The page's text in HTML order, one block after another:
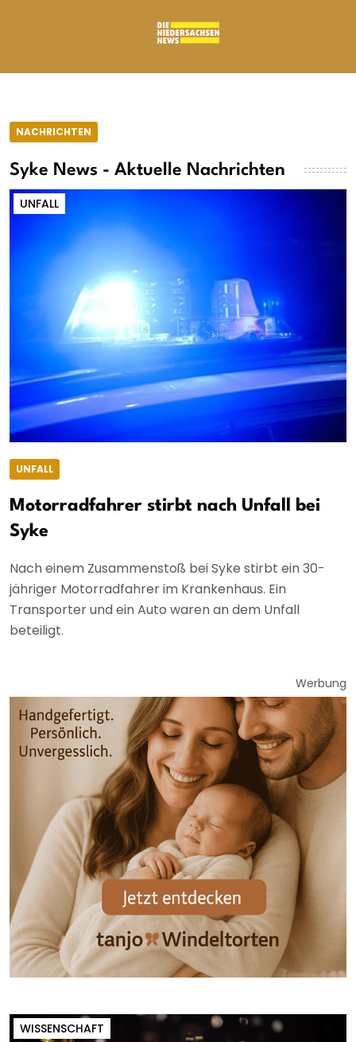
NACHRICHTEN
Syke News - Aktuelle Nachrichten
UNFALL
UNFALL
Motorradfahrer stirbt nach Unfall bei
Syke
Nach einem Zusammenstoß bei Syke stirbt ein 30-
jähriger Motorradfahrer im Krankenhaus. Ein
Transporter und ein Auto waren an dem Unfall
beteiligt.
Werbung
WISSENSCHAFT